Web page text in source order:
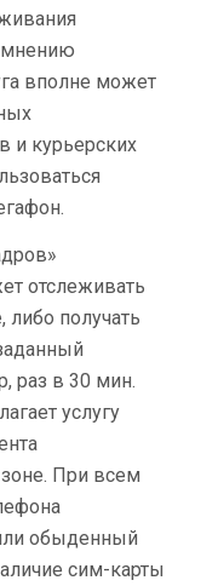
ЗА СОТРУДНИКАМИ
мнению
вполне может
и курьерских
отслеживать
получать
раз в 30 мин.
услугу
При всем
обыденный
сим-карты